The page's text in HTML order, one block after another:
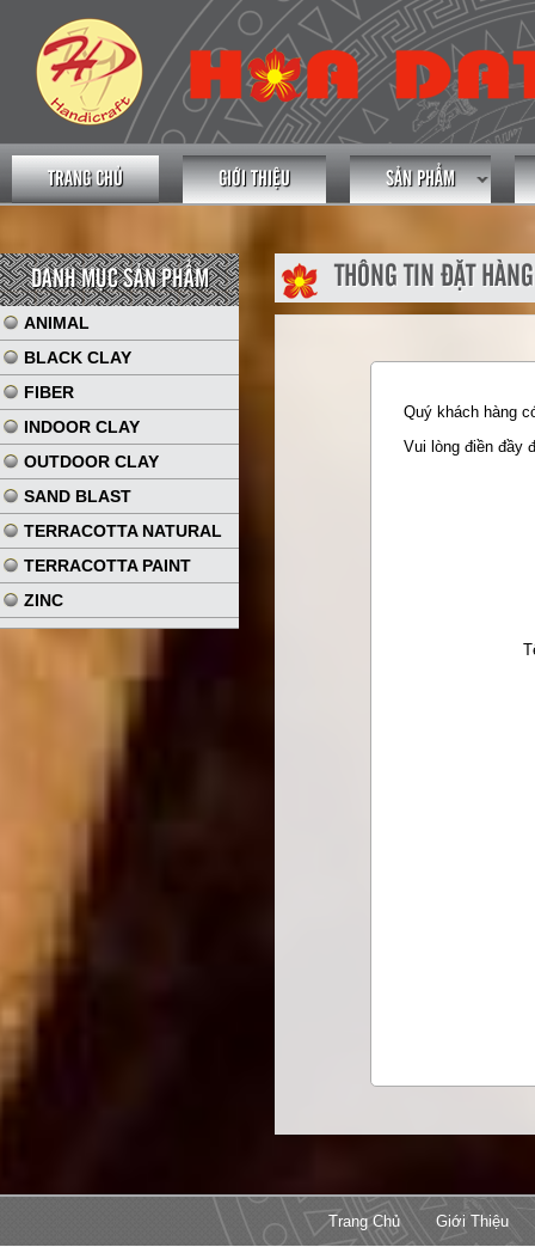
TRANG CHỦ GIỚI THIỆU SẢN PHẨM
DANH MỤC SẢN PHẨM
ANIMAL
BLACK CLAY
FIBER
INDOOR CLAY
OUTDOOR CLAY
SAND BLAST
TERRACOTTA NATURAL
TERRACOTTA PAINT
ZINC
THÔNG TIN ĐẶT HÀNG
Quý khách hàng
Vui lòng điền đầy
Trang Chủ Giới Thiệu